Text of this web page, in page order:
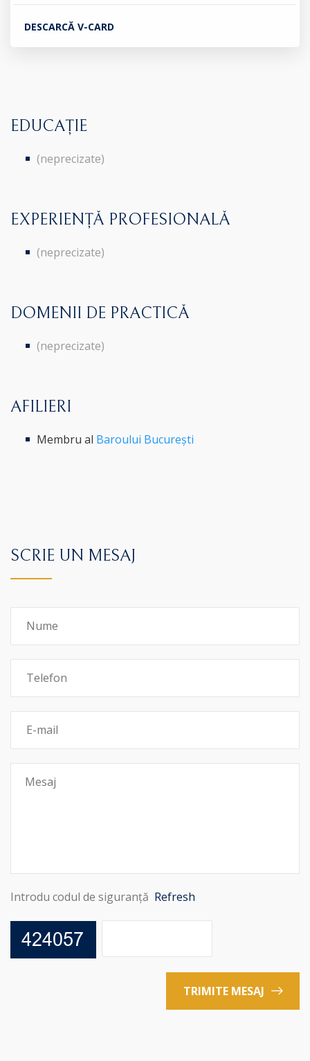
DESCARCĂ V-CARD
EDUCAȚIE
(neprecizate)
EXPERIENȚĂ PROFESIONALĂ
(neprecizate)
DOMENII DE PRACTICĂ
(neprecizate)
AFILIERI
Membru al Baroului București
SCRIE UN MESAJ
Introdu codul de siguranță Refresh
TRIMITE MESAJ